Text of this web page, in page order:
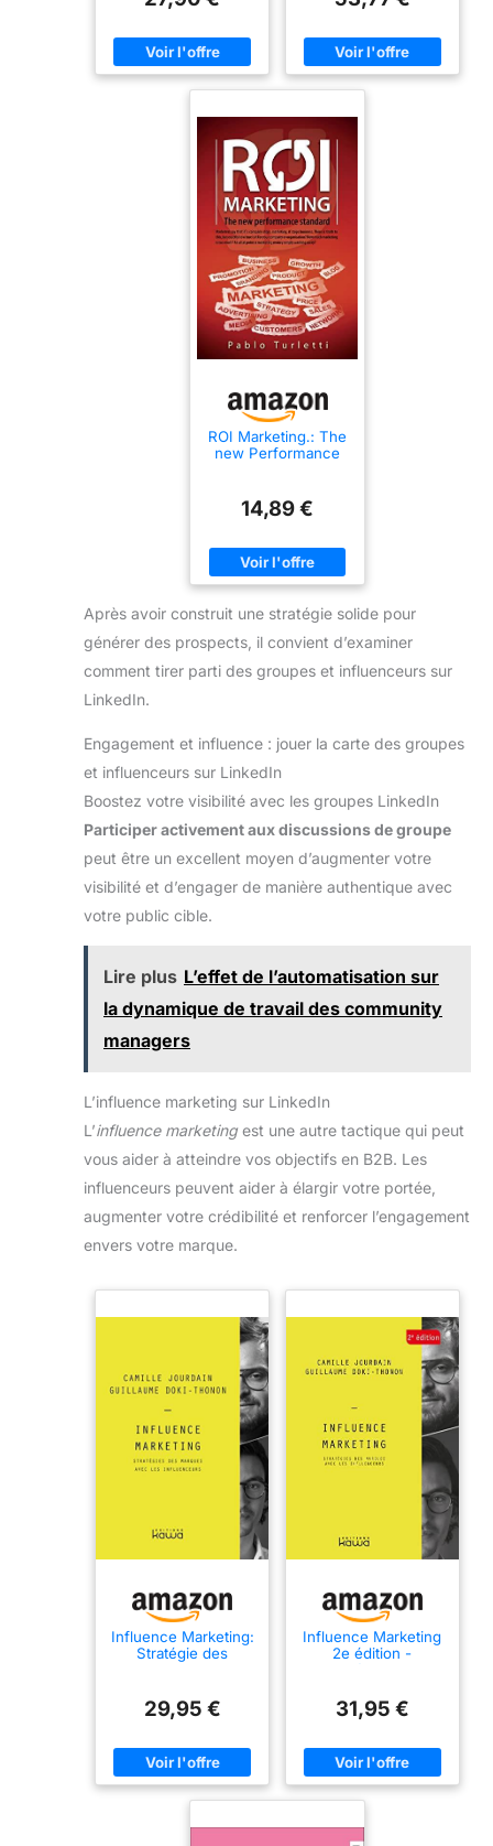
ROI Marketing.: The
new Performance
14,89 €
Après avoir construit une stratégie solide pour
générer des prospects, il convient d’examiner
comment tirer parti des groupes et influenceurs sur
LinkedIn.
Engagement et influence : jouer la carte des groupes
et influenceurs sur LinkedIn
Boostez votre visibilité avec les groupes LinkedIn
Participer activement aux discussions de groupe
peut être un excellent moyen d’augmenter votre
visibilité et d’engager de manière authentique avec
votre public cible.
Lire plus L’effet de l’automatisation sur
la dynamique de travail des community
managers
L’influence marketing sur LinkedIn
L’influence marketingest une autre tactique qui peut
vous aider à atteindre vos objectifs en B2B. Les
influenceurs peuvent aider à élargir votre portée,
augmenter votre crédibilité et renforcer l’engagement
envers votre marque.
Influence Marketing:
Stratégie des
29,95 €
Influence Marketing
2e édition -
influenceurs:
Stratégies des
influenceurs
31,95 €